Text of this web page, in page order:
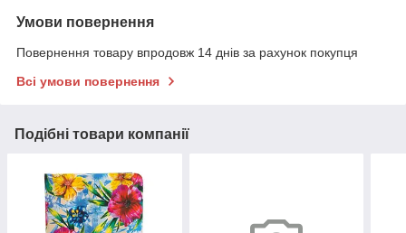
Умови повернення
Повернення товару впродовж 14 днів за рахунок покупця
Всі умови повернення
Подібні товари компанії